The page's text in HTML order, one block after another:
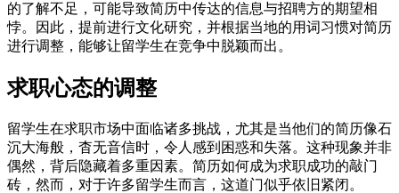
的了解不足，可能导致简历中传达的信息与招聘方的期望相
悖。因此，提前进行文化研究，并根据当地的用词习惯对简历
进行调整，能够让留学生在竞争中脱颖而出。
求职心态的调整
留学生在求职市场中面临诸多挑战，尤其是当他们的简历像石
沉大海般，杳无音信时，令人感到困惑和失落。这种现象并非
偶然，背后隐藏着多重因素。简历如何成为求职成功的敲门
砖，然而，对于许多留学生而言，这道门似乎依旧紧闭。